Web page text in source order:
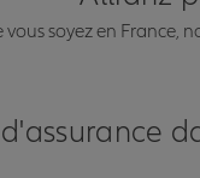
vous soyez en France,